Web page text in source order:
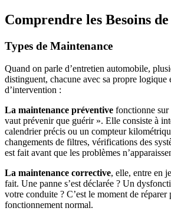
Comprendre les Besoins
Types de Maintenance
Quand on parle d’entretien automobile,
distinguent, chacune avec sa propre logique
d’intervention :
La maintenance préventive fonctionne
vaut prévenir que guérir ». Elle consiste à
calendrier précis ou un compteur
changements de filtres, vérifications des
est fait avant que les problèmes
La maintenance corrective, elle, entre en
fait. Une panne s’est déclarée ? Un
votre conduite ? C’est le moment de
fonctionnement normal.